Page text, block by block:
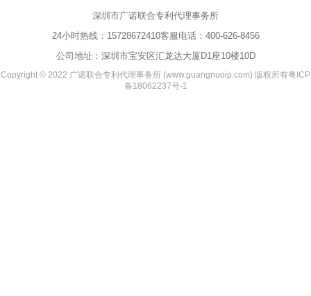
深圳市广诺联合专利代理事务所
24小时热线： 15728672410客服电话： 400-626-8456
公司地址：深圳市宝安区汇龙达大厦D1座10楼10D
Copyright © 2022 广诺联合专利代理事务所 (www.guangnuoip.com) 版权所有粤ICP
备18062237号-1